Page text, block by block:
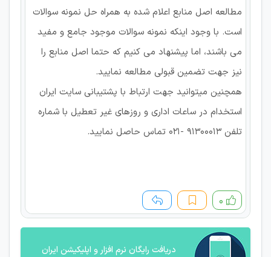
مطالعه اصل منابع اعلام شده به همراه حل نمونه سوالات
است. با وجود اینکه نمونه سوالات موجود جامع و مفید
می باشند، اما پیشنهاد می کنیم که حتما اصل منابع را
نیز جهت تضمین قبولی مطالعه نمایید.
همچنین میتوانید جهت ارتباط با پشتیبانی سایت ایران
استخدام در ساعات اداری و روزهای غیر تعطیل با شماره
تلفن 91300013 -021 تماس حاصل نمایید.
۰
دریافت رایگان نرم افزار و اپلیکیشن ایران